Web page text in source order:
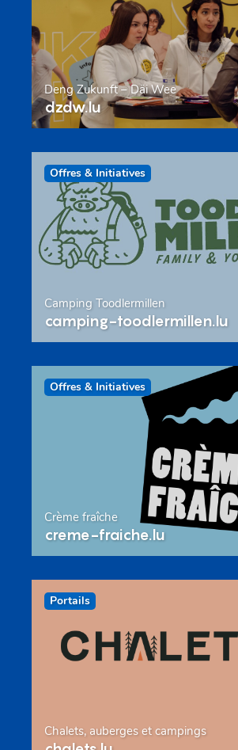
Deng Zukunft – Däi Wee
dzdw.lu
Offres & Initiatives
Camping Toodlermillen
camping-toodlermillen.lu
Offres & Initiatives
Crème fraîche
creme-fraiche.lu
Portails
Chalets, auberges et campings